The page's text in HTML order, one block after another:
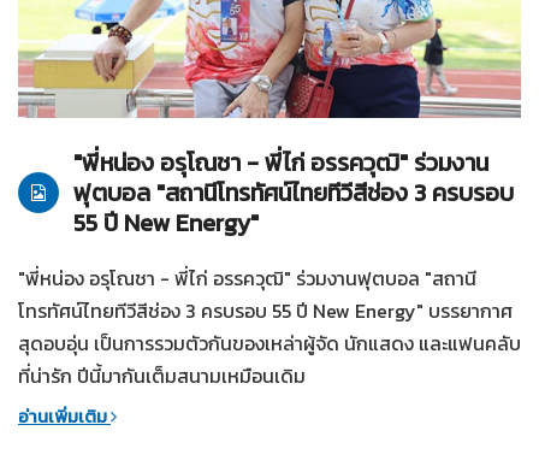
30-03-2568 ทั่วไป
"พี่หน่อง อรุโณชา - พี่ไก่ อรรควุฒิ" ร่วมงาน
ฟุตบอล "สถานีโทรทัศน์ไทยทีวีสีช่อง 3 ครบรอบ
55 ปี New Energy"
"พี่หน่อง อรุโณชา - พี่ไก่ อรรควุฒิ" ร่วมงานฟุตบอล "สถานี
โทรทัศน์ไทยทีวีสีช่อง 3 ครบรอบ 55 ปี New Energy" บรรยากาศ
สุดอบอุ่น เป็นการรวมตัวกันของเหล่าผู้จัด นักแสดง และแฟนคลับ
ที่น่ารัก ปีนี้มากันเต็มสนามเหมือนเดิม
อ่านเพิ่มเติม